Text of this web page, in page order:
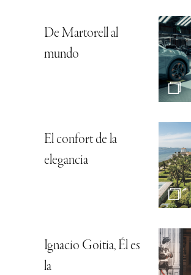
De Martorell al
mundo
El confort de la
elegancia
Ignacio Goitia, Él es
la